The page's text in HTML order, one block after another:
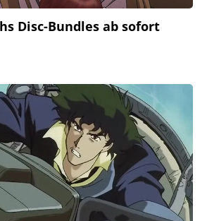
Disc-Bundles ab sofort